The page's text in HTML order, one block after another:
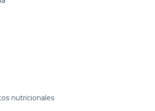
nutricionales